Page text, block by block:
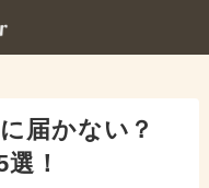
届かない？
！